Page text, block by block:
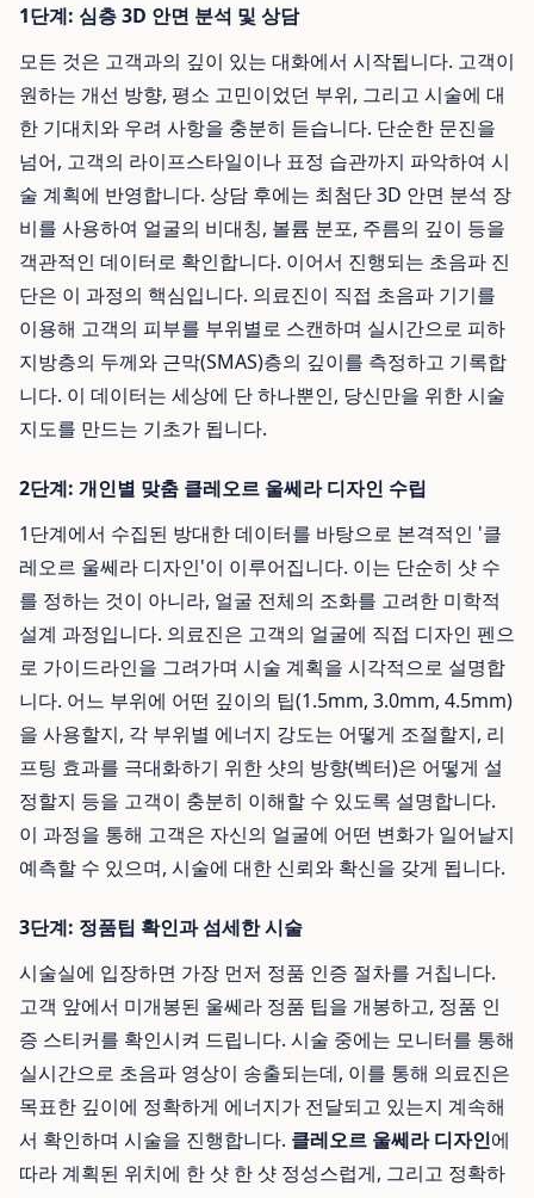
1단계: 심층 3D 안면 분석 및 상담
모든 것은 고객과의 깊이 있는 대화에서 시작됩니다. 고객이
원하는 개선 방향, 평소 고민이었던 부위, 그리고 시술에 대
한 기대치와 우려 사항을 충분히 듣습니다. 단순한 문진을
넘어, 고객의 라이프스타일이나 표정 습관까지 파악하여 시
술 계획에 반영합니다. 상담 후에는 최첨단 3D 안면 분석 장
비를 사용하여 얼굴의 비대칭, 볼륨 분포, 주름의 깊이 등을
객관적인 데이터로 확인합니다. 이어서 진행되는 초음파 진
단은 이 과정의 핵심입니다. 의료진이 직접 초음파 기기를
이용해 고객의 피부를 부위별로 스캔하며 실시간으로 피하
지방층의 두께와 근막(SMAS)층의 깊이를 측정하고 기록합
니다. 이 데이터는 세상에 단 하나뿐인, 당신만을 위한 시술
지도를 만드는 기초가 됩니다.
2단계: 개인별 맞춤 클레오르 울쎄라 디자인 수립
1단계에서 수집된 방대한 데이터를 바탕으로 본격적인 '클
레오르 울쎄라 디자인'이 이루어집니다. 이는 단순히 샷 수
를 정하는 것이 아니라, 얼굴 전체의 조화를 고려한 미학적
설계 과정입니다. 의료진은 고객의 얼굴에 직접 디자인 펜으
로 가이드라인을 그려가며 시술 계획을 시각적으로 설명합
니다. 어느 부위에 어떤 깊이의 팁(1.5mm, 3.0mm, 4.5mm)
을 사용할지, 각 부위별 에너지 강도는 어떻게 조절할지, 리
프팅 효과를 극대화하기 위한 샷의 방향(벡터)은 어떻게 설
정할지 등을 고객이 충분히 이해할 수 있도록 설명합니다.
이 과정을 통해 고객은 자신의 얼굴에 어떤 변화가 일어날지
예측할 수 있으며, 시술에 대한 신뢰와 확신을 갖게 됩니다.
3단계: 정품팁 확인과 섬세한 시술
시술실에 입장하면 가장 먼저 정품 인증 절차를 거칩니다.
고객 앞에서 미개봉된 울쎄라 정품 팁을 개봉하고, 정품 인
증 스티커를 확인시켜 드립니다. 시술 중에는 모니터를 통해
실시간으로 초음파 영상이 송출되는데, 이를 통해 의료진은
목표한 깊이에 정확하게 에너지가 전달되고 있는지 계속해
서 확인하며 시술을 진행합니다. 클레오르 울쎄라 디자인에
따라 계획된 위치에 한 샷 한 샷 정성스럽게, 그리고 정확하